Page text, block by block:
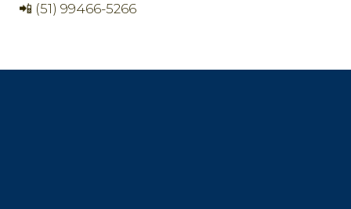
📲 (51) 99466-5266